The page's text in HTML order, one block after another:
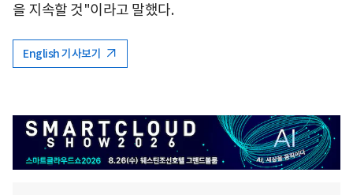
을 지속할 것"이라고 말했다.
English 기사보기